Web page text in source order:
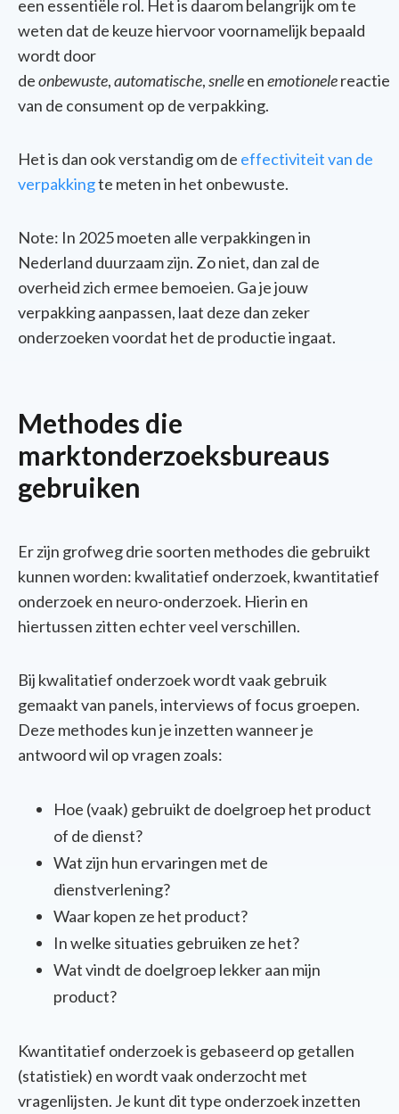
een essentiële rol. Het is daarom belangrijk om te
weten dat de keuze hiervoor voornamelijk bepaald
wordt door
deonbewuste,automatische,snelleenemotionelereactie
van de consument op de verpakking.
Het is dan ook verstandig om de effectiviteit van de
verpakkingte meten in het onbewuste.
Note: In 2025 moeten alle verpakkingen in
Nederland duurzaam zijn. Zo niet, dan zal de
overheid zich ermee bemoeien. Ga je jouw
verpakking aanpassen, laat deze dan zeker
onderzoeken voordat het de productie ingaat.
Methodes die
marktonderzoeksbureaus
gebruiken
Er zijn grofweg drie soorten methodes die gebruikt
kunnen worden: kwalitatief onderzoek, kwantitatief
onderzoek en neuro-onderzoek. Hierin en
hiertussen zitten echter veel verschillen.
Bij kwalitatief onderzoek wordt vaak gebruik
gemaakt van panels, interviews of focus groepen.
Deze methodes kun je inzetten wanneer je
antwoord wil op vragen zoals:
Hoe (vaak) gebruikt de doelgroep het product
of de dienst?
Wat zijn hun ervaringen met de
dienstverlening?
Waar kopen ze het product?
In welke situaties gebruiken ze het?
Wat vindt de doelgroep lekker aan mijn
product?
Kwantitatief onderzoek is gebaseerd op getallen
(statistiek) en wordt vaak onderzocht met
vragenlijsten. Je kunt dit type onderzoek inzetten